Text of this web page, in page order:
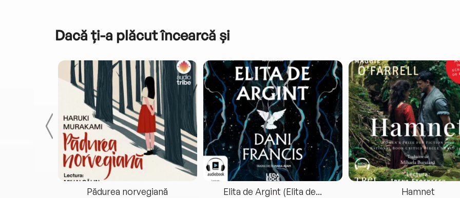
Dacă ți-a plăcut încearcă și
Pădurea norvegiană Elita de Argint (Elita de... Hamnet